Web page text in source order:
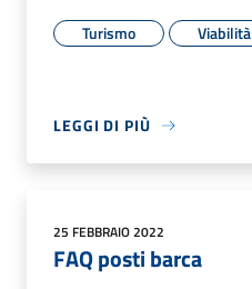
Turismo Viabilità
LEGGI DI PIÙ
25 FEBBRAIO 2022
FAQ posti barca